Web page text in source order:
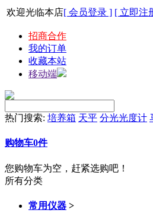
欢迎光临本店[ 会员登录 ] [ 立即注
招商合作
我的订单
收藏本站
移动端
热门搜索: 培养箱 天平 分光光度计
购物车0件
您购物车为空，赶紧选购吧！
所有分类
常用仪器 >